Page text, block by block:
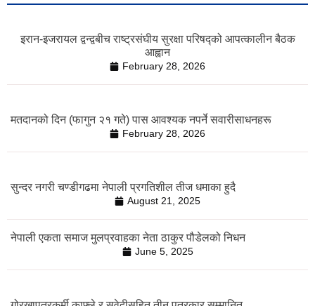
इरान-इजरायल द्वन्द्वबीच राष्ट्रसंघीय सुरक्षा परिषद्को आपत्कालीन बैठक
आह्वान
February 28, 2026
मतदानको दिन (फागुन २१ गते) पास आवश्यक नपर्ने सवारीसाधनहरू
February 28, 2026
सुन्दर नगरी चण्डीगढमा नेपाली प्रगतिशील तीज धमाका हुदै
August 21, 2025
नेपाली एकता समाज मुलप्रवाहका नेता ठाकुर पौडेलको निधन
June 5, 2025